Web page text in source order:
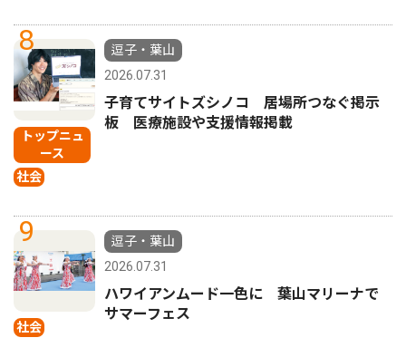
8
トップニュ
ース
社会
逗子・葉山
2026.07.31
子育てサイトズシノコ 居場所つなぐ掲示
板 医療施設や支援情報掲載
9
社会
逗子・葉山
2026.07.31
ハワイアンムード一色に 葉山マリーナで
サマーフェス